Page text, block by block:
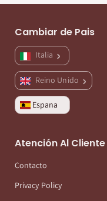
Cambiar de Pais
Italia
Reino Unido
Espana
Atención Al Cliente
Contacto
Privacy Policy